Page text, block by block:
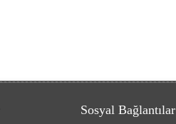
Sosyal Bağlantılar